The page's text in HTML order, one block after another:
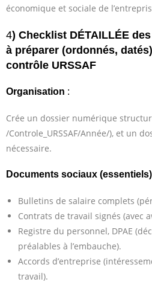
économique et sociale de
4) Checklist DÉTAILLÉE
à préparer (ordonnés,
contrôle URSSAF
Organisation :
Crée un dossier numérique
/Controle_URSSAF/Année/), et un
nécessaire.
Documents sociaux (essentiels)
Bulletins de salaire complets
Contrats de travail signés (avec
Registre du personnel, DPAE
préalables à l’embauche).
Accords d’entreprise
travail).